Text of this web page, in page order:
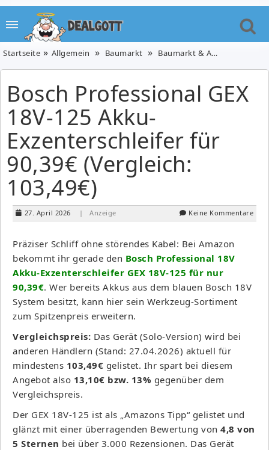
Startseite Allgemein Baumarkt Baumarkt & Auto
Bosch Professional GEX
18V-125 Akku-
Exzenterschleifer für
90,39€ (Vergleich:
103,49€)
27. April 2026 | Anzeige Keine Kommentare
Präziser Schliff ohne störendes Kabel: Bei Amazon
bekommt ihr gerade den Bosch Professional 18V
Akku-Exzenterschleifer GEX 18V-125 für nur
90,39€. Wer bereits Akkus aus dem blauen Bosch 18V
System besitzt, kann hier sein Werkzeug-Sortiment
zum Spitzenpreis erweitern.
Vergleichspreis: Das Gerät (Solo-Version) wird bei
anderen Händlern (Stand: 27.04.2026) aktuell für
mindestens 103,49€ gelistet. Ihr spart bei diesem
Angebot also 13,10€ bzw. 13% gegenüber dem
Vergleichspreis.
Der GEX 18V-125 ist als „Amazons Tipp“ gelistet und
glänzt mit einer überragenden Bewertung von 4,8 von
5 Sternen bei über 3.000 Rezensionen. Das Gerät